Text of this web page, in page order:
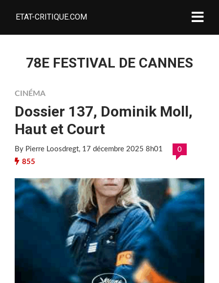
ETAT-CRITIQUE.COM
78E FESTIVAL DE CANNES
CINÉMA
Dossier 137, Dominik Moll,
Haut et Court
By Pierre Loosdregt, 17 décembre 2025 8h01
0
855